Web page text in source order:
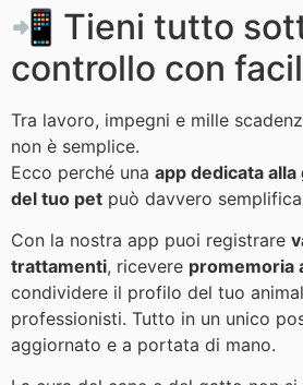
📲 Tieni tutto
controllo con
Tra lavoro, impegni e mille
non è semplice.
Ecco perché una app dedicata
del tuo pet può davvero
Con la nostra app puoi registrare
trattamenti, ricevere promemoria
condividere il profilo del tuo
professionisti. Tutto in un unico
aggiornato e a portata di mano.